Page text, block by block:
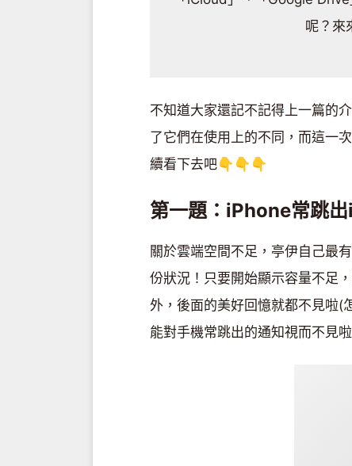
呢？來
不知道大家還記不記得上一篇的
了它們在使用上的不同，而這一
續看下去吧👇👇👇
第一題：iPhone常跳
關於雲端空間不足，亭伊自己最
份狀況！只要開始顯示容量不足
外，後面的美好回憶就都不見啦(
能對手機常跳出的通知視而不見